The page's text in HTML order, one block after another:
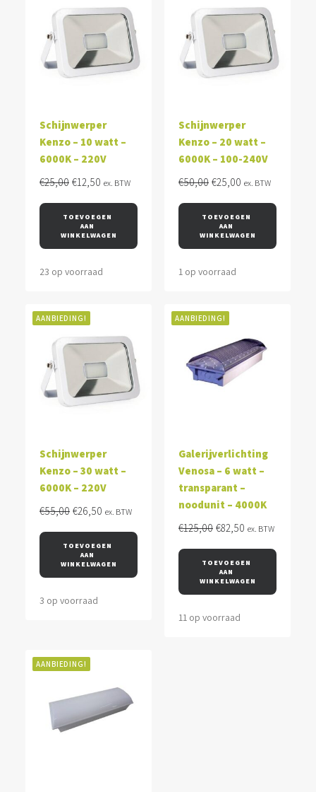
Schijnwerper
Kenzo – 10 watt –
6000K – 220V
€25,00 Oorspronkelijke
was:
€25,00.
€12,50 Huidige
is:
€12,50.
ex. BTW
TOEVOEGEN
AAN
WINKELWAGEN
23 op voorraad
Schijnwerper
Kenzo – 20 watt –
6000K – 100-240V
€50,00 Oorspronkelijke
was:
€50,00.
€25,00 Huidige
is:
€25,00.
ex. BTW
TOEVOEGEN
AAN
WINKELWAGEN
1 op voorraad
AANBIEDING!
Schijnwerper
Kenzo – 30 watt –
6000K – 220V
€55,00 Oorspronkelijke
was:
€55,00.
€26,50 Huidige
is:
€26,50.
ex. BTW
TOEVOEGEN
AAN
WINKELWAGEN
3 op voorraad
AANBIEDING!
Galerijverlichting
Venosa – 6 watt –
transparant –
noodunit – 4000K
€125,00 Oorspronkelijke
was:
€125,00.
€82,50 Huidige
is:
€82,50.
ex. BTW
TOEVOEGEN
AAN
WINKELWAGEN
11 op voorraad
AANBIEDING!